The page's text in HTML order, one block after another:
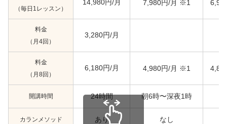
（毎日1レッスン）
14,980円/月 7,980円/月 ※1
料金
（月4回）
3,280円/月
料金
（月8回）
6,180円/月 4,980円/月 ※1
開講時間 24時間 朝6時〜深夜1時
カランメソッド あり なし